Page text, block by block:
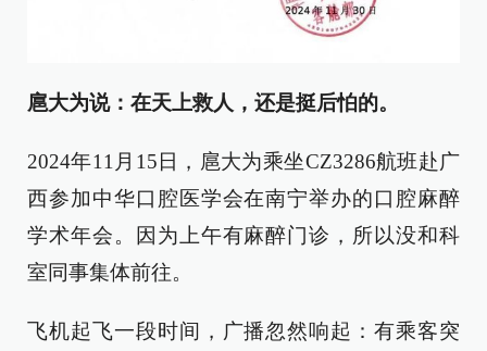
扈大为说：在天上救人，还是挺后怕的。
2024年11月15日，扈大为乘坐CZ3286航班赴广
西参加中华口腔医学会在南宁举办的口腔麻醉
学术年会。因为上午有麻醉门诊，所以没和科
室同事集体前往。
飞机起飞一段时间，广播忽然响起：有乘客突